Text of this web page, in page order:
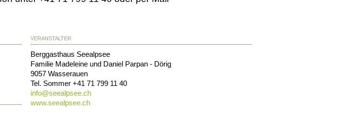
VERANSTALTER
Berggasthaus Seealpsee
Familie Madeleine und Daniel Parpan - Dörig
9057 Wasserauen
Tel. Sommer+41 71 799 11 40
info@seealpsee.ch
www.seealpsee.ch